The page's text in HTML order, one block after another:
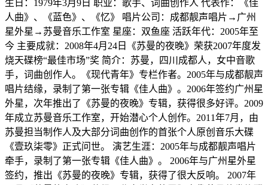
生日：1979年3月9日 职业：歌手、词曲创作人 代表作：《佳
人曲》、《蓝色》、《忆》 唱片公司：成都靓声唱片→广州
星外星→苏曼音乐工作室 星座：双鱼座 活跃年代：2005年至
今 主要成就：2008年4月24日《苏曼的夜晚》荣获2007年度发
烧天碟榜“最佳市场”奖 简介：苏曼，四川成都人，女中音歌
手，词曲创作人。《现代青年》专栏作者。2005年与成都靓声
唱片结缘，录制了第一张专辑《佳人曲》。2006年签约广州星
外星，次年推出了《苏曼的夜晚》专辑，获得很多好评。2009
年成立苏曼音乐工作室，开始潜心个人创作。2011年7月，由
苏曼担当制作人及大部分词曲创作的首张个人原创音乐大碟
《壹玖柒零》正式问世。 演艺生涯：2005年与成都靓声唱片
牵手，录制了第一张专辑《佳人曲》。 2006年与广州星外星
签约，推出《苏曼的夜晚》专辑，获得了很大反响。 2007年